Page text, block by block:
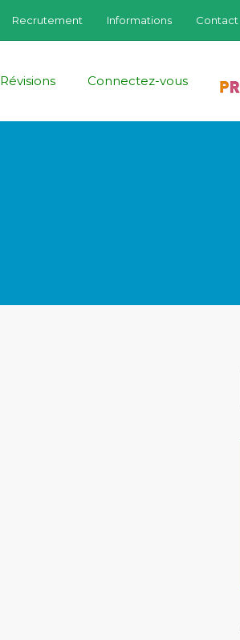
Recrutement Informations Contact
Révisions Connectez-vous